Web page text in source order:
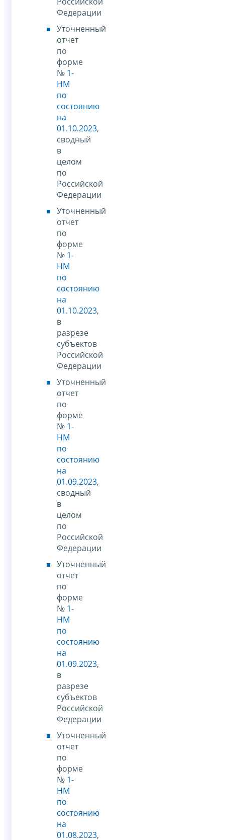
Федерации
Уточненный
отчет
по
форме
№ 1-
НМ
по
состоянию
на
01.10.2023,
сводный
в
целом
по
Российской
Федерации
Уточненный
отчет
по
форме
№ 1-
НМ
по
состоянию
на
01.10.2023,
в
разрезе
субъектов
Российской
Федерации
Уточненный
отчет
по
форме
№ 1-
НМ
по
состоянию
на
01.09.2023,
сводный
в
целом
по
Российской
Федерации
Уточненный
отчет
по
форме
№ 1-
НМ
по
состоянию
на
01.09.2023,
в
разрезе
субъектов
Российской
Федерации
Уточненный
отчет
по
форме
№ 1-
НМ
по
состоянию
на
01.08.2023,